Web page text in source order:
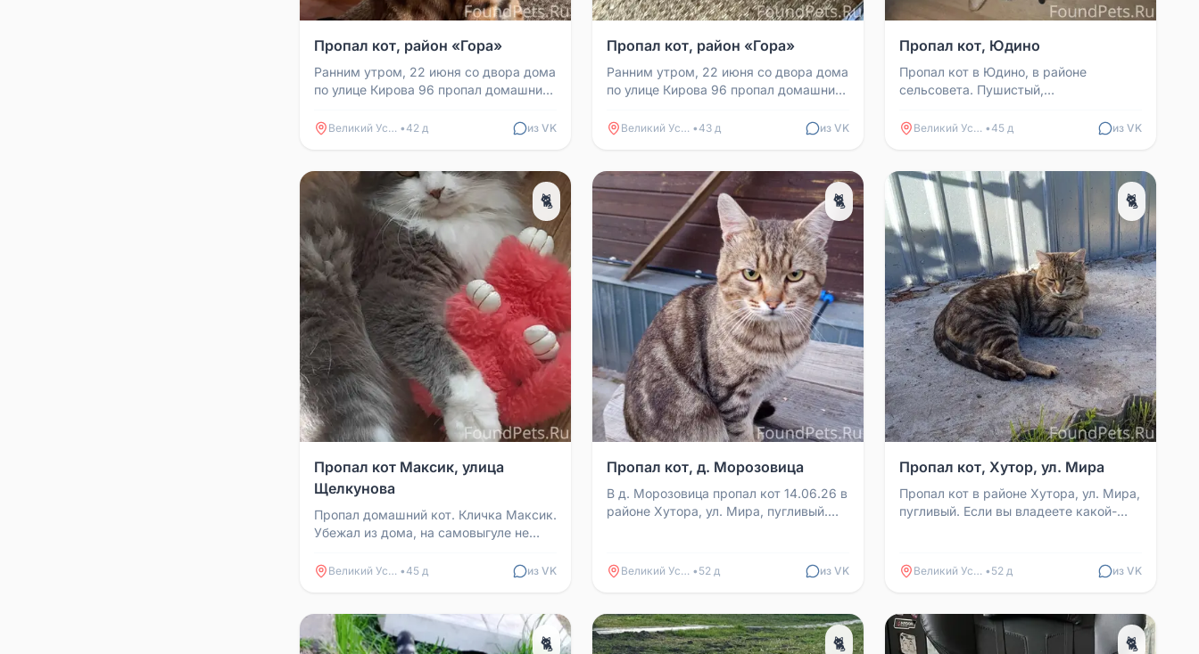
Пропал кот, район «Гора»
Ранним утром, 22 июня со двора дома
по улице Кирова 96 пропал домашний
домом. Район «...
Великий Устюг •42 д из VK
Пропал кот, район «Гора»
Ранним утром, 22 июня со двора дома
по улице Кирова 96 пропал домашний
домом. Район «...
Великий Устюг •43 д из VK
Пропал кот, Юдино
Пропал кот в Юдино, в районе
сельсовета. Пушистый,
ошейник.
Великий Устюг •45 д из VK
🐈
Пропал кот Максик, улица
Щелкунова
Пропал домашний кот. Кличка Максик.
Убежал из дома, на самовыгуле не
Щелкунова (вторая част...
Великий Устюг •45 д из VK
🐈
Пропал кот, д. Морозовица
В д. Морозовица пропал кот 14.06.26 в
районе Хутора, ул. Мира, пугливый.
Великий Устюг • 52 д из VK
🐈
Пропал кот, Хутор, ул. Мира
Пропал кот в районе Хутора, ул. Мира,
пугливый. Если вы владеете какой-
Великий Устюг • 52 д из VK
🐈 🐈 🐈